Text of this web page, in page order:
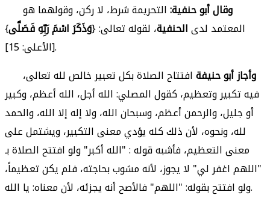
وقال أبو حنفية:التحريمة شرط، لا ركن، وقولهما هو
المعتمد لدىالحنفية، لقوله تعالى: {وَذَكَرَ اسْمَ رَبِّهِ فَصَلَّى}
[الأعلى: 15].
وأجاز أبو حنيفةافتتاح الصلاة بكل تعبير خالص لله تعالى،
فيه تكبير وتعظيم، كقول المصلي: الله أجل، الله أعظم، وكبير
أو جليل، والرحمن أعظم، وسبحان الله، ولا إله إلا الله، والحمد
لله، ونحوه، لأن ذلك كله يؤدي معنى التكبير، ويشتمل على
معنى التعظيم، فأشبه قوله : "الله أكبر" ولو افتتح الصلاة بـ
"اللهم اغفر لي" لا يجوز، لأنه مشوب بحاجته، فلم يكن تعظيماً،
ولو افتتح بقوله: "اللهم" فالأصح أنه يجزئه، لأن معناه: يا الله.